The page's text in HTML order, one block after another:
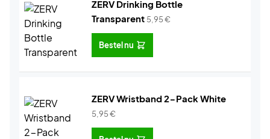
ZERV Drinking Bottle
Transparent 5,95€
Bestel nu
ZERV Wristband 2-Pack White
5,95€